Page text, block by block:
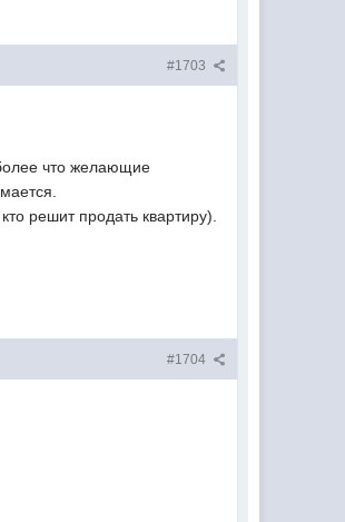
#1703
что желающие
решит продать квартиру).
#1704